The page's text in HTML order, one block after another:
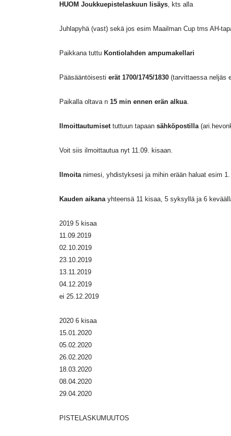
HUOM Joukkuepistelaskuun lisäys, kts alla
Juhlapyhä (vast) sekä jos esim Maailman Cup tms AH-
Paikkana tuttu Kontiolahden ampumakellari
Pääsääntöisesti erät 1700/1745/1830 (tarvittaessa neljäs
Paikalla oltava n 15 min ennen erän alkua.
Ilmoittautumiset tuttuun tapaan sähköpostilla
Voit siis ilmoittautua nyt 11.09. kisaan.
Ilmoita nimesi, yhdistyksesi ja mihin erään haluat esim
Kauden aikana yhteensä 11 kisaa, 5 syksyllä ja 6
2019 5 kisaa
11.09.2019
02.10.2019
23.10.2019
13.11.2019
04.12.2019
ei 25.12.2019
2020 6 kisaa
15.01.2020
05.02.2020
26.02.2020
18.03.2020
08.04.2020
29.04.2020
PISTELASKUMUUTOS